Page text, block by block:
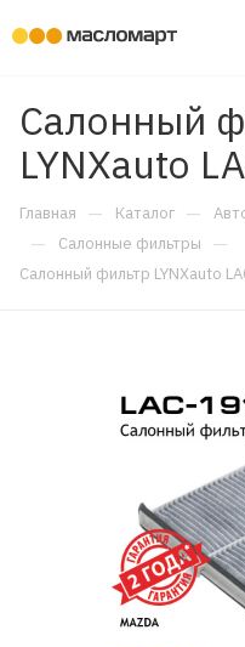
Салонный
LYNXauto
Главная — Каталог —
— Салонные фильтры —
Салонный фильтр LYNXauto